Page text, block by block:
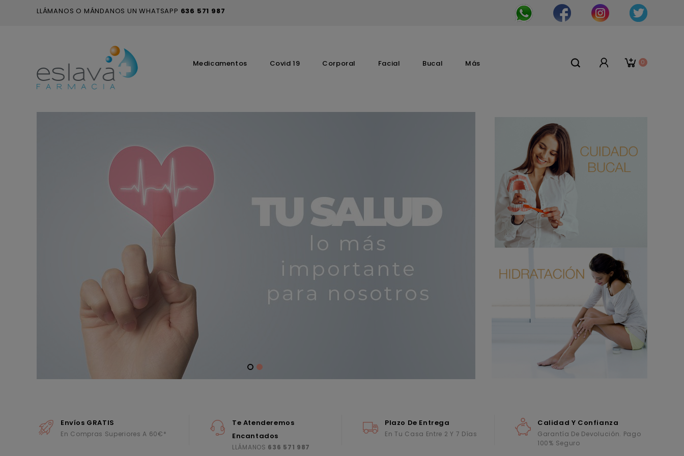
LLÁMANOS O MÁNDANOS UN WHATSAPP 636 571 987
0
Medicamentos Covid 19 Corporal Facial Bucal Más
Envíos GRATIS
En Compras Superiores A 60€*
Te Atenderemos
Encantados
LLÁMANOS 636 571 987
Plazo De Entrega
En Tu Casa Entre 2 Y 7 Días
Calidad Y Confianza
Garantía De Devolución. Pago
100% Seguro